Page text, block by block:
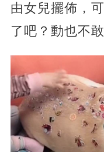
由女兒擺佈，
了吧？動也不敢